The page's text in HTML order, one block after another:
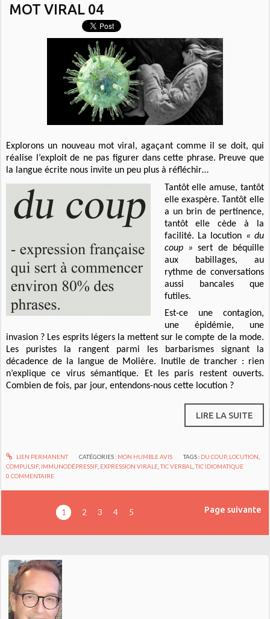
MOT VIRAL 04
Explorons un nouveau mot viral, agaçant comme il se doit, qui
réalise l’exploit de ne pas figurer dans cette phrase. Preuve que
la langue écrite nous invite un peu plus à réfléchir…
Tantôt elle amuse, tantôt
elle exaspère. Tantôt elle
a un brin de pertinence,
tantôt elle cède à la
facilité. La locution « du
coup » sert de béquille
aux babillages, au
rythme de conversations
aussi bancales que
futiles.
Est-ce une contagion,
une épidémie, une
invasion ? Les esprits légers la mettent sur le compte de la mode.
Les puristes la rangent parmi les barbarismes signant la
décadence de la langue de Molière. Inutile de trancher : rien
n’explique ce virus sémantique. Et les paris restent ouverts.
Combien de fois, par jour, entendons-nous cette locution ?
LIRE LA SUITE
LIEN PERMANENT CATÉGORIES : MON HUMBLE AVIS TAGS : DU COUP, LOCUTION
COMPULSIF, IMMUNODÉPRESSIF, EXPRESSION VIRALE ,TIC VERBAL ,TIC IDIOMATIQUE
0 COMMENTAIRE
1 2 3 4 5 Page suivante